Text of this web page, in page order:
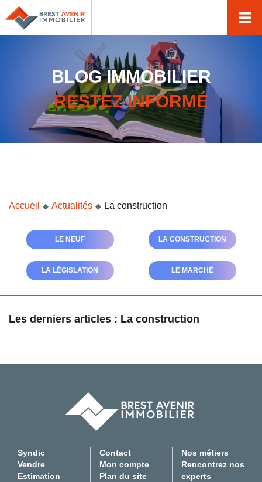
Accueil
Nos agences
Transactions immobilières
Gestion locative
Experts locaux
Nous contacter
02 98 44 56 58
Mon compte
BLOG IMMOBILIER
RESTEZ INFORMÉ
Accueil Actualités La construction
LE NEUF LA CONSTRUCTION
LA LÉGISLATION LE MARCHÉ
Les derniers articles : La construction
Syndic
Vendre
Estimation
Contact
Mon compte
Plan du site
Nos métiers
Rencontrez nos
experts